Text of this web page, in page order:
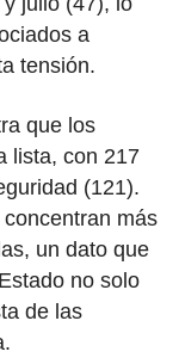
a
tensión.
que los
lista, con 217
(121).
más
un dato que
no solo
de las